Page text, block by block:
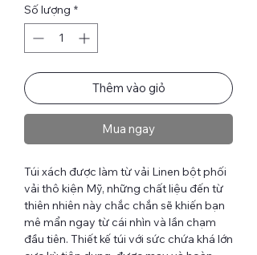
Số lượng *
Thêm vào giỏ
Mua ngay
Túi xách được làm từ vải Linen bột phối
vải thô kiện Mỹ, những chất liệu đến từ
thiên nhiên này chắc chắn sẽ khiến bạn
mê mẩn ngay từ cái nhìn và lần chạm
đầu tiên. Thiết kế túi với sức chứa khá lớn